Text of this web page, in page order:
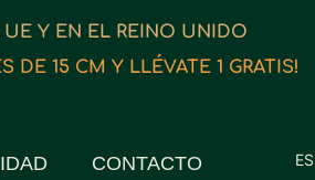
UE Y EN EL REINO UNIDO
DE 15 CM Y LLÉVATE 1 GRATIS!
CONTACTO
ES